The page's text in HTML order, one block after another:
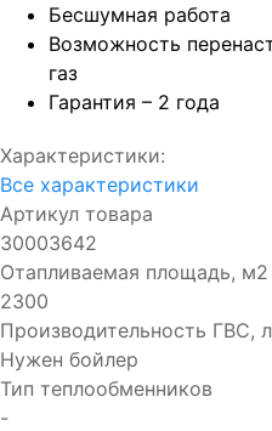
Бесшумная работа
Возможность
газ
Гарантия – 2 года
Характеристики:
Все характеристики
Артикул товара
30003642
Отапливаемая площадь, м2
2300
Производительность ГВC,
Нужен бойлер
Тип теплообменников
-